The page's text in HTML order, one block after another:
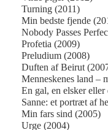
Turning (2011)
Min bedste fjende
Nobody Passes
Profetia (2009)
Preludium (2008)
Duften af Beirut
Menneskenes land –
En gal, en elsker eller
Sanne: et portræt af
Min fars sind (2005)
Urge (2004)